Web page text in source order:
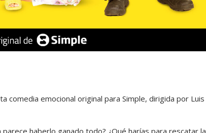
comedia emocional original para Simple, dirigida por Luis
haberlo ganado todo? ¿Qué harías para rescatar la